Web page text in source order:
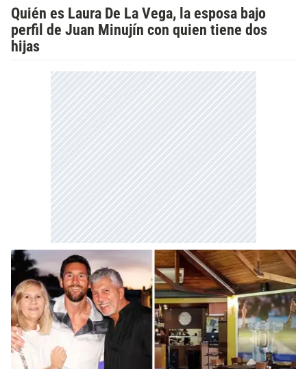
Quién es Laura De La Vega, la esposa bajo
perfil de Juan Minujín con quien tiene dos
hijas